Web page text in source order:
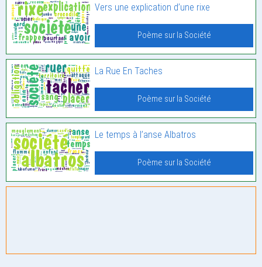
Vers une explication d’une rixe
Poème sur la Société
La Rue En Taches
Poème sur la Société
Le temps à l’anse Albatros
Poème sur la Société